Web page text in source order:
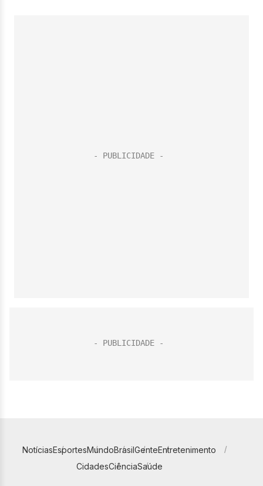
NotíciasEsportesMundoBrasilGenteEntretenimento
CidadesCiênciaSaúde